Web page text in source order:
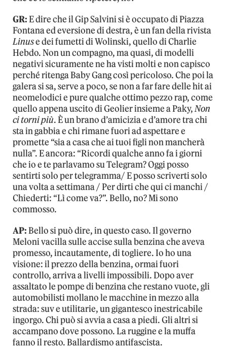
GR:E dire che il Gip Salvini si è occupato di Piazza
Fontana ed eversione di destra, è un fan della rivista
Linuse dei fumetti di Wolinski, quello di Charlie
Hebdo. Non un compagno, ma quasi, di modelli
negativi sicuramente ne ha visti molti e non capisco
perché ritenga Baby Gang così pericoloso. Che poi la
galera si sa, serve a poco, se non a far fare delle hit ai
neomelodici e pure qualche ottimo pezzo rap, come
quello appena uscito di Geolier insieme a Paky,Non
ci torni più. È un brano d’amicizia e d’amore tra chi
sta in gabbia e chi rimane fuori ad aspettare e
promette “sia a casa che ai tuoi figli non mancherà
nulla”. E ancora: “Ricordi qualche anno fa i giorni
che io e te parlavamo su Telegram? Oggi posso
sentirti solo per telegramma/ E posso scriverti solo
una volta a settimana / Per dirti che qui ci manchi /
Chiederti: “Lì come va?”. Bello, no? Mi sono
commosso.
AP:Bello si può dire, in questo caso. Il governo
Meloni vacilla sulle accise sulla benzina che aveva
promesso, incautamente, di togliere. Io ho una
visione: il prezzo della benzina, ormai fuori
controllo, arriva a livelli impossibili. Dopo aver
assaltato le pompe di benzina che restano vuote, gli
automobilisti mollano le macchine in mezzo alla
strada: suv e utilitarie, un gigantesco inestricabile
ingorgo. Chi può si avvia a casa a piedi. Gli altri si
accampano dove possono. La ruggine e la muffa
fanno il resto. Ballardismo antifascista.